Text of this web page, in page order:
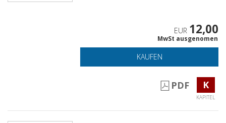
EUR 12,00
MwSt ausgenomen
KAUFEN
PDF K
KAPITEL